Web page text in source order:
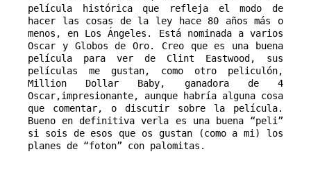
película histórica que refleja el modo de
hacer las cosas de la ley hace 80 años más o
menos, en Los Ángeles. Está nominada a varios
Oscar y Globos de Oro. Creo que es una buena
película para ver de Clint Eastwood, sus
películas me gustan, como otro peliculón,
Million Dollar Baby, ganadora de 4
Oscar,impresionante, aunque habría alguna cosa
que comentar, o discutir sobre la película.
Bueno en definitiva verla es una buena “peli”
si sois de esos que os gustan (como a mi) los
planes de “foton” con palomitas.